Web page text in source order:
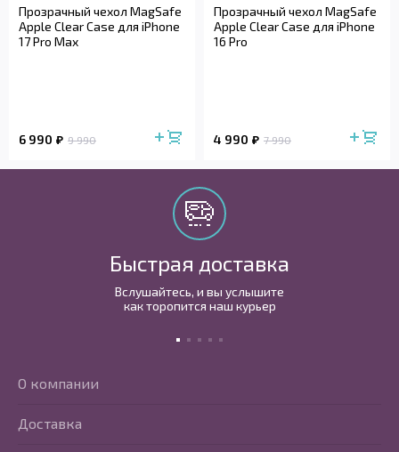
Прозрачный чехол MagSafe
Apple Clear Case для iPhone
17 Pro Max
6 990 9 990
Прозрачный чехол MagSafe
Apple Clear Case для iPhone
16 Pro
4 990 7 990
Быстрая доставка
Вслушайтесь, и вы услышите
как торопится наш курьер
О компании
Доставка